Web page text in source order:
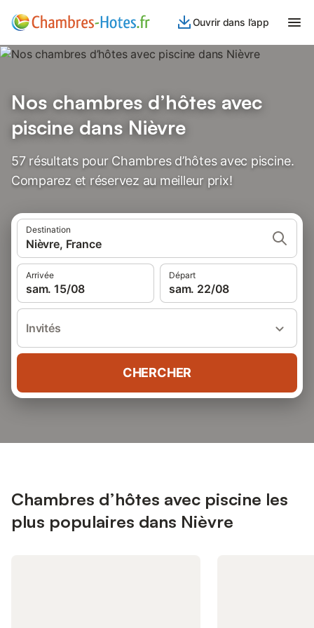
Ouvrir dans l’app
Nos chambres d’hôtes avec
piscine dans Nièvre
57 résultats pour Chambres d’hôtes avec piscine.
Comparez et réservez au meilleur prix!
Destination
Nièvre, France
Arrivée
sam. 15/08
Départ
sam. 22/08
Invités
CHERCHER
Chambres d’hôtes avec piscine les
plus populaires dans Nièvre